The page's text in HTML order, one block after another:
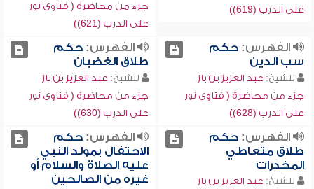
على الدرب (619))
جزء من محاضرة ( فتاوى نور
على الدرب (621))
الفهرس:حكم
سب الدين
للشيخ: عبد العزيز بن باز
جزء من محاضرة ( فتاوى نور
على الدرب (628))
الفهرس:حكم
طلاق الغضبان
للشيخ: عبد العزيز بن باز
جزء من محاضرة ( فتاوى نور
على الدرب (630))
الفهرس:حكم
طلاق متعاطي
المخدرات
للشيخ: عبد العزيز بن باز
الفهرس:حكم
الاحتفال بمولد النبي
عليه الصلاة والسلام أو
غيره من الصالحين